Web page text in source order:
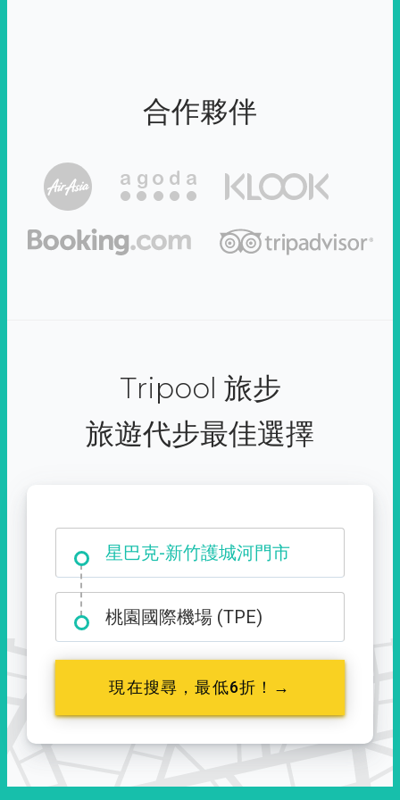
合作夥伴
Tripool 旅步
旅遊代步最佳選擇
星巴克-新竹護城河門市
大霸尖山登山口
桃園國際機場 (TPE)
現在搜尋，最低6折！→